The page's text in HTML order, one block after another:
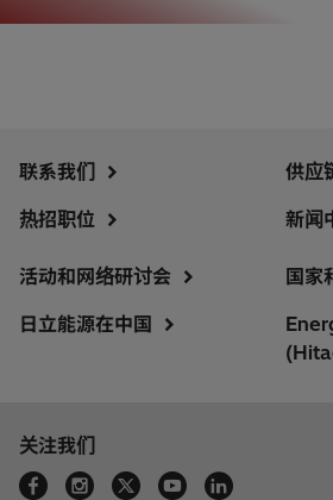
联系我们
热招职位
供应
新闻
活动和网络研讨会
日立能源在中国
国家
关注我们